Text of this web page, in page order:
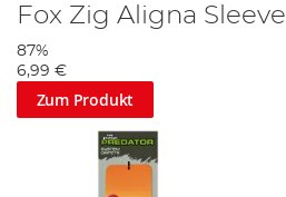
Fox Zig Aligna Sleeve
87%
6,99 €
Zum Produkt